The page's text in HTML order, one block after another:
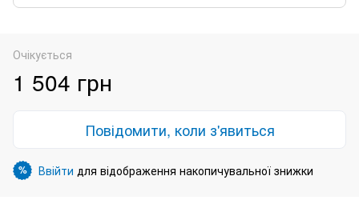
Очікується
1 504 грн
Повідомити, коли з'явиться
% Ввійти для відображення накопичувальної знижки